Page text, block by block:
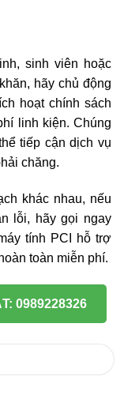
sinh viên hoặc
hãy chủ động
hoạt chính sách
linh kiện. Chúng
tiếp cận dịch vụ
chăng.
khác nhau, nếu
lỗi, hãy gọi ngay
tính PCI hỗ trợ
toàn miễn phí.
0989228326